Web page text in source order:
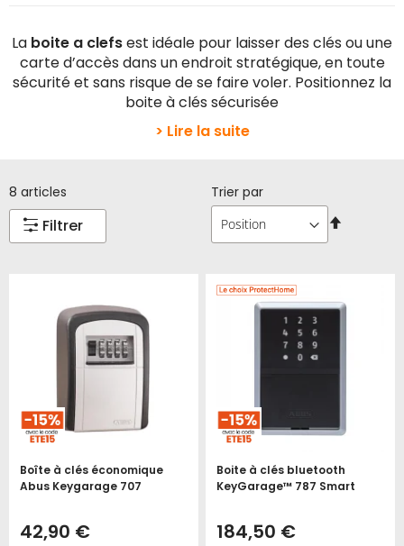
La boite a clefsest idéale pour laisser des clés ou une
carte d’accès dans un endroit stratégique, en toute
sécurité et sans risque de se faire voler. Positionnez la
boite à clés sécurisée
> Lire la suite
8 articles
Trier par
Filtrer
Boîte à clés économique
Abus Keygarage 707
42,90 €
Boite à clés bluetooth
KeyGarage™ 787 Smart
184,50 €